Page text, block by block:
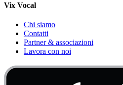
Vix Vocal
Chi siamo
Contatti
Partner & associazioni
Lavora con noi